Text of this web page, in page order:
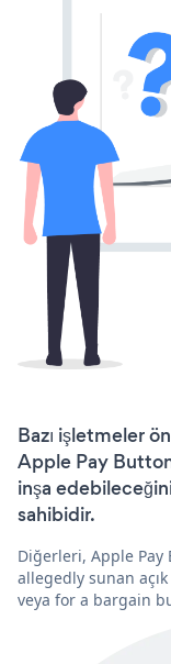
Bazı işletmeler
Apple Pay
inşa
sahibidir.
Diğerleri, Apple
allegedly sunan
veya for a bargain